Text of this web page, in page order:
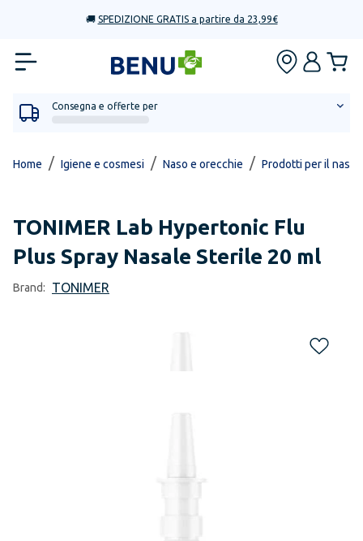
🚚 SPEDIZIONE GRATIS a partire da 23,99€
Consegna e offerte per
Home / Igiene e cosmesi / Naso e orecchie / Prodotti per il naso
TONIMER Lab Hypertonic Flu
Plus Spray Nasale Sterile 20 ml
Brand: TONIMER